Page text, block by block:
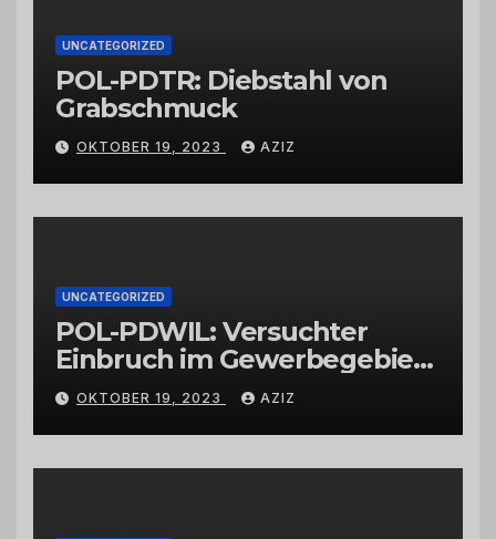
UNCATEGORIZED
POL-PDTR: Diebstahl von
Grabschmuck
OKTOBER 19, 2023 AZIZ
UNCATEGORIZED
POL-PDWIL: Versuchter
Einbruch im Gewerbegebiet
Wittlich
OKTOBER 19, 2023 AZIZ